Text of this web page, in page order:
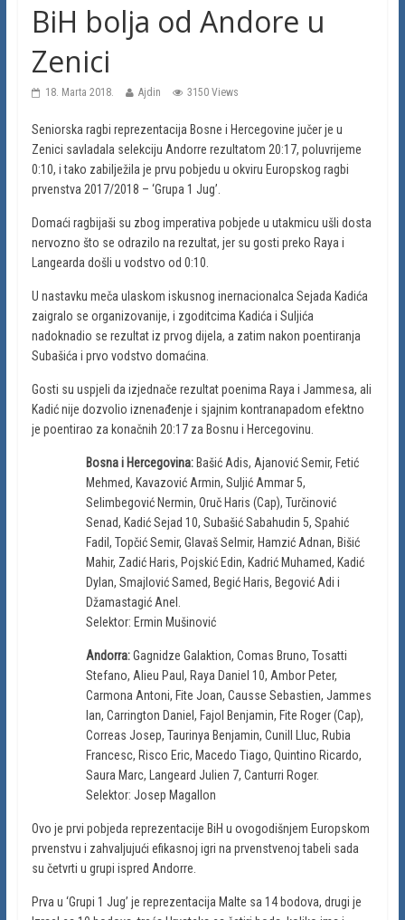
BiH bolja od Andore u
Zenici
18. Marta 2018. Ajdin 3150 Views
Seniorska ragbi reprezentacija Bosne i Hercegovine jučer je u
Zenici savladala selekciju Andorre rezultatom 20:17, poluvrijeme
0:10, i tako zabilježila je prvu pobjedu u okviru Europskog ragbi
prvenstva 2017/2018 – ‘Grupa 1 Jug’.
Domaći ragbijaši su zbog imperativa pobjede u utakmicu ušli dosta
nervozno što se odrazilo na rezultat, jer su gosti preko Raya i
Langearda došli u vodstvo od 0:10.
U nastavku meča ulaskom iskusnog inernacionalca Sejada Kadića
zaigralo se organizovanije, i zgoditcima Kadića i Suljića
nadoknadio se rezultat iz prvog dijela, a zatim nakon poentiranja
Subašića i prvo vodstvo domaćina.
Gosti su uspjeli da izjednače rezultat poenima Raya i Jammesa, ali
Kadić nije dozvolio iznenađenje i sjajnim kontranapadom efektno
je poentirao za konačnih 20:17 za Bosnu i Hercegovinu.
Bosna i Hercegovina:Bašić Adis, Ajanović Semir, Fetić
Mehmed, Kavazović Armin, Suljić Ammar 5,
Selimbegović Nermin, Oruč Haris (Cap), Turčinović
Senad, Kadić Sejad 10, Subašić Sabahudin 5, Spahić
Fadil, Topčić Semir, Glavaš Selmir, Hamzić Adnan, Bišić
Mahir, Zadić Haris, Pojskić Edin, Kadrić Muhamed, Kadić
Dylan, Smajlović Samed, Begić Haris, Begović Adi i
Džamastagić Anel.
Selektor: Ermin Mušinović
Andorra:Gagnidze Galaktion, Comas Bruno, Tosatti
Stefano, Alieu Paul, Raya Daniel 10, Ambor Peter,
Carmona Antoni, Fite Joan, Causse Sebastien, Jammes
Ian, Carrington Daniel, Fajol Benjamin, Fite Roger (Cap),
Correas Josep, Taurinya Benjamin, Cunill Lluc, Rubia
Francesc, Risco Eric, Macedo Tiago, Quintino Ricardo,
Saura Marc, Langeard Julien 7, Canturri Roger.
Selektor: Josep Magallon
Ovo je prvi pobjeda reprezentacije BiH u ovogodišnjem Europskom
prvenstvu i zahvaljujući efikasnoj igri na prvenstvenoj tabeli sada
su četvrti u grupi ispred Andorre.
Prva u ‘Grupi 1 Jug’ je reprezentacija Malte sa 14 bodova, drugi je